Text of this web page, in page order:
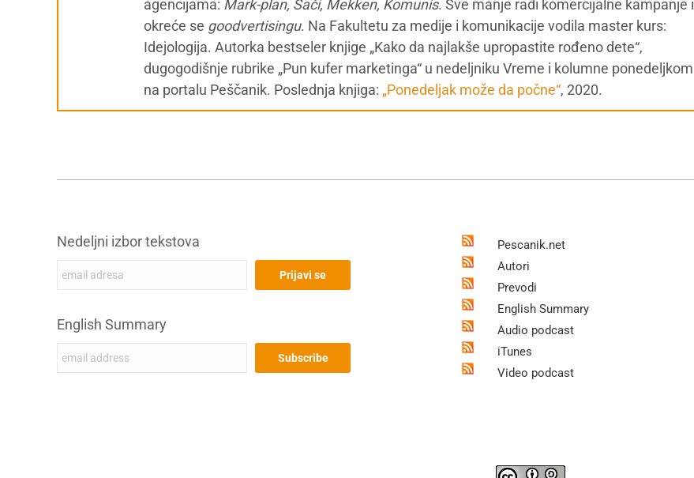
agencijama: Mark-plan, Sači, Mekken, Komunis. Sve manje radi komercijalne kampanje i
okreće se goodvertisingu. Na Fakultetu za medije i komunikacije vodila master kurs:
Idejologija. Autorka bestseler knjige „Kako da najlakše upropastite rođeno dete“,
dugogodišnje rubrike „Pun kufer marketinga“ u nedeljniku Vreme i kolumne ponedeljkom
na portalu Peščanik. Poslednja knjiga: „Ponedeljak može da počne“, 2020.
Nedeljni izbor tekstova
English Summary
Pescanik.net
Autori
Prevodi
English Summary
Audio podcast
iTunes
Video podcast